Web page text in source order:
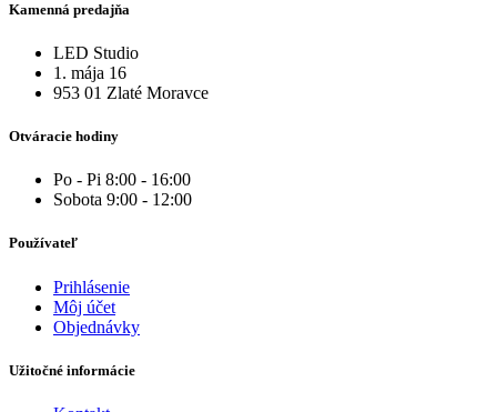
Kamenná predajňa
LED Studio
1. mája 16
953 01 Zlaté Moravce
Otváracie hodiny
Po - Pi 8:00 - 16:00
Sobota 9:00 - 12:00
Používateľ
Prihlásenie
Môj účet
Objednávky
Užitočné informácie